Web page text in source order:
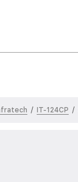
/ IT-124CP /